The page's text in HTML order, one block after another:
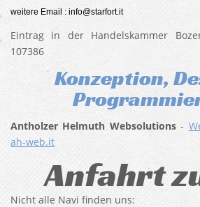
weitere Email : info@starfort.it
Eintrag in der Handelskammer
107386
Konzeption,
Antholzer Helmuth Websolutions-
ah-web.it
Anfahrt
Nicht alle Navi finden uns: